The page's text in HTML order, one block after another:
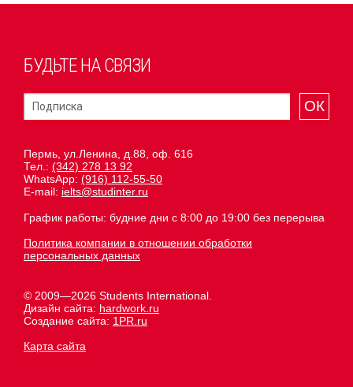
БУДЬТЕ НА СВЯЗИ
ОК
Пермь, ул.Ленина, д.88, оф. 616
Тел.: (342) 278 13 92
WhatsApp: (916) 112-55-50
E-mail: ielts@studinter.ru
График работы: будние дни с 8:00 до 19:00 без перерыва
Политика компании в отношении обработки
персональных данных
© 2009—2026 Students International.
Дизайн сайта: hardwork.ru
Создание сайта: 1PR.ru
Карта сайта